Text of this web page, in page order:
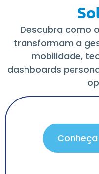
Descubra como o
transformam a
mobilidade,
dashboards
Conheça